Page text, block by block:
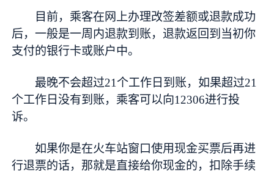
目前，乘客在网上办理改签差额或退款成功
后，一般是一周内退款到账，退款返回到当初你
支付的银行卡或账户中。
最晚不会超过21个工作日到账，如果超过21
个工作日没有到账，乘客可以向12306进行投
诉。
如果你是在火车站窗口使用现金买票后再进
行退票的话，那就是直接给你现金的，扣除手续